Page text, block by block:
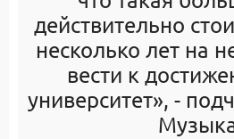
действительно
несколько лет на
вести к
университет», -